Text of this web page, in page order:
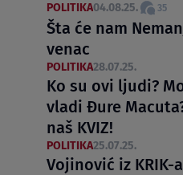
POLITIKA04.08.25. 35
Šta će nam
venac
POLITIKA28.07.25.
Ko su ovi ljudi?
vladi Đure
naš KVIZ!
POLITIKA25.07.25.
Vojinović iz